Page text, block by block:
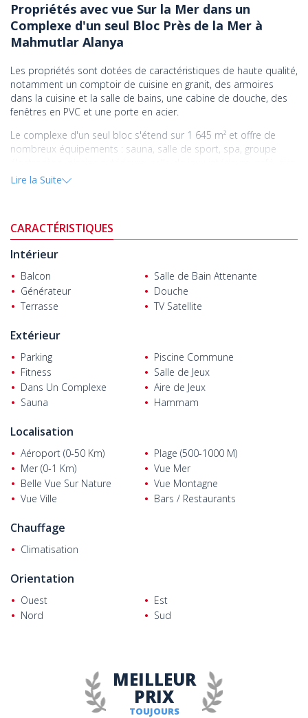
Propriétés avec vue Sur la Mer dans un
Complexe d'un seul Bloc Près de la Mer à
Mahmutlar Alanya
Les propriétés sont dotées de caractéristiques de haute qualité,
notamment un comptoir de cuisine en granit, des armoires
dans la cuisine et la salle de bains, une cabine de douche, des
fenêtres en PVC et une porte en acier.
Le complexe d'un seul bloc s'étend sur 1 645 m² et offre de
nombreux équipements : sauna, salle de sport, spa, groupe
de jeux pour enfants, parking extérieur, système satellite central,
quartier de vacances populaire pour les habitants et les
touristes. De nombreuses infrastructures sociales se trouvent à
quelques pas de ce quartier.
Lespropriétés à vendre à Alanya Antalya sont situées dans le
centre de Mahmutlar. Le complexe se trouve à 26 km de
l'aéroport de Gazipaşa, à 12 km du château d'Alanya, à 10 km
600 m d'un centre commercial.
Lire la Suite
CARACTÉRISTIQUES
Intérieur
Balcon
Salle de Bain Attenante
Générateur
Douche
Terrasse
TV Satellite
Extérieur
Parking
Piscine Commune
Fitness
Salle de Jeux
Dans Un Complexe
Aire de Jeux
Sauna
Hammam
Localisation
Aéroport (0-50 Km)
Plage (500-1000 M)
Mer (0-1 Km)
Vue Mer
Belle Vue Sur Nature
Vue Montagne
Vue Ville
Bars / Restaurants
Chauffage
Climatisation
Orientation
Ouest
Est
Nord
Sud
TOUJOURS
MEILLEUR
PRIX